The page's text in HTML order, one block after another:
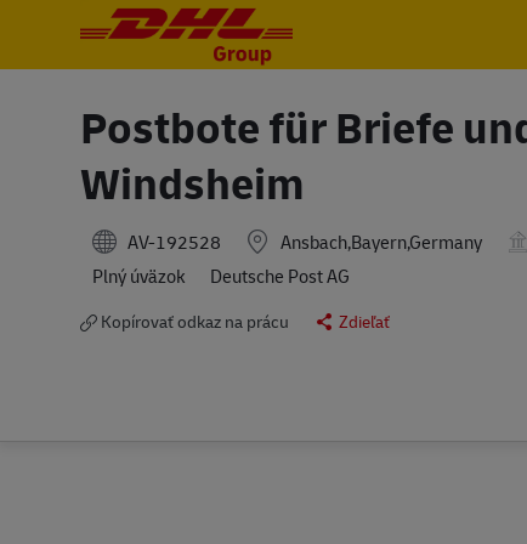
Postbote für Briefe
Windsheim
AV-192528 Ansbach,Bayern,Germany
Plný úväzok
Deutsche Post AG
Kopírovať odkaz na prácu
Zdieľať